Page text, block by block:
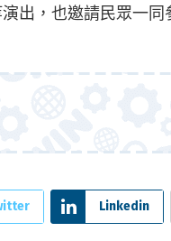
出，也邀請民眾一
Linkedin